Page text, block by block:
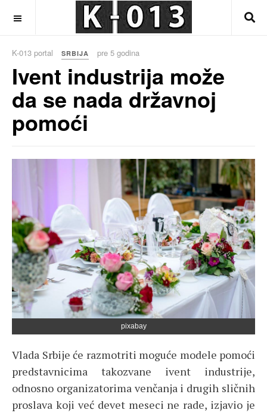
K-013 portal SRBIJA pre 5 godina
Ivent industrija može
da se nada državnoj
pomoći
pixabay
Vlada Srbije će razmotriti moguće modele pomoći
predstavnicima takozvane ivent industrije,
odnosno organizatorima venčanja i drugih sličnih
proslava koji već devet meseci ne rade, izjavio je